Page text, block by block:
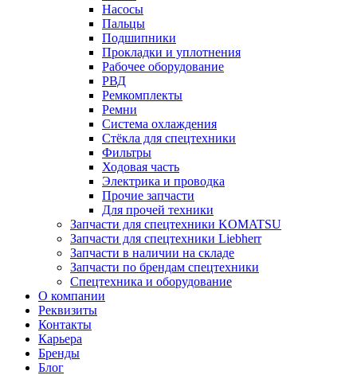
Насосы
Пальцы
Подшипники
Прокладки и уплотнения
Рабочее оборудование
РВД
Ремкомплекты
Ремни
Система охлаждения
Стёкла для спецтехники
Фильтры
Ходовая часть
Электрика и проводка
Прочие запчасти
Для прочей техники
Запчасти для спецтехники KOMATSU
Запчасти для спецтехники Liebherr
Запчасти в наличии на складе
Запчасти по брендам спецтехники
Спецтехника и оборудование
О компании
Реквизиты
Контакты
Карьера
Бренды
Блог